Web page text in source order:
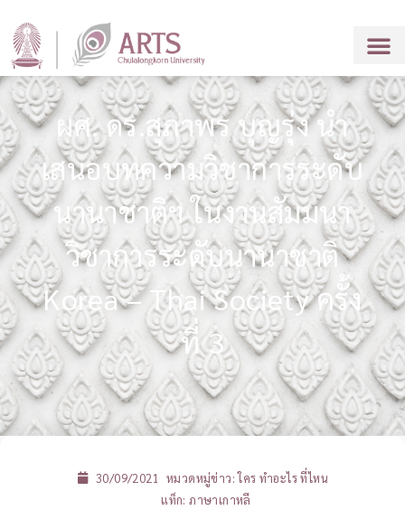
ผศ. ดร.สุภาพร บุญรุ่ง นำ
เสนอบทความวิชาการระดับ
นานาชาติฯ ในงานสัมมนา
วิชาการระดับนานาชาติ
Korea – Thai Society ครั้ง
ที่ 3
30/09/2021 หมวดหมู่ข่าว:ใคร ทำอะไร ที่ไหน
แท็ก: ภาษาเกาหลี